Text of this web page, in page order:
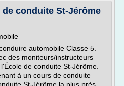
conduite St-Jérôme
automobile Classe 5.
des moniteurs/instructeurs
de conduite St-Jérôme.
à un cours de conduite